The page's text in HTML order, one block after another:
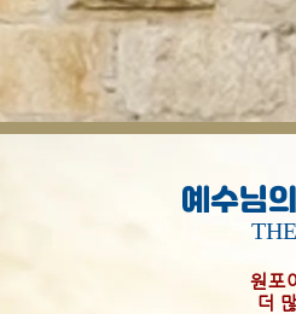
예수님
원포
더